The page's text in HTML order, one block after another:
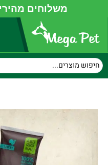
משלוחים